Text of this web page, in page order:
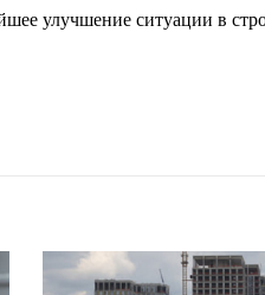
улучшение ситуации в